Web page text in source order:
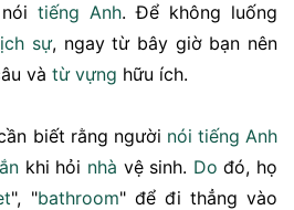
tiếng Anh. Để không luống
sự, ngay từ bây giờ bạn nên
và từ vựng hữu ích.
biết rằng người nói tiếng Anh
khi hỏi nhà vệ sinh. Do đó, họ
", "bathroom" để đi thẳng vào